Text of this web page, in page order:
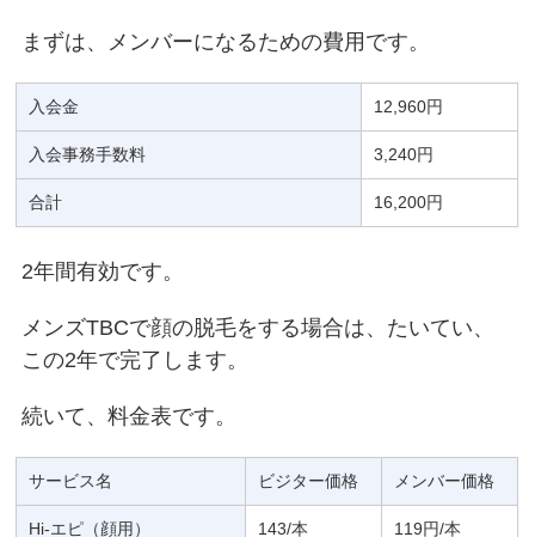
まずは、メンバーになるための費用です。
入会金 12,960円
入会事務手数料 3,240円
合計 16,200円
2年間有効です。
メンズTBCで顔の脱毛をする場合は、たいてい、
この2年で完了します。
続いて、料金表です。
サービス名 ビジター価格 メンバー価格
Hi-エピ（顔用）
143/本 119円/本